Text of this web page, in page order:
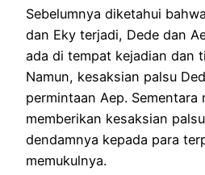
Sebelumnya diketahui
dan Eky terjadi, Dede dan
ada di tempat kejadian dan
Namun, kesaksian palsu
permintaan Aep. Sementara
memberikan kesaksian
dendamnya kepada para
memukulnya.